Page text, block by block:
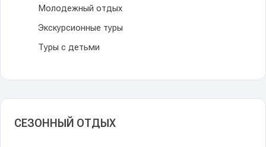
Молодежный отдых
Экскурсионные туры
Туры с детьми
СЕЗОННЫЙ ОТДЫХ